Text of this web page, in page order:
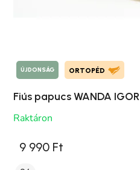
ÚJDONSÁG ORTOPÉD
Fiús papucs WANDA IGOR
Raktáron
9 990 Ft